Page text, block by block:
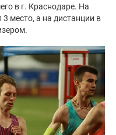
в г. Краснодаре. На
место, а на дистанции в